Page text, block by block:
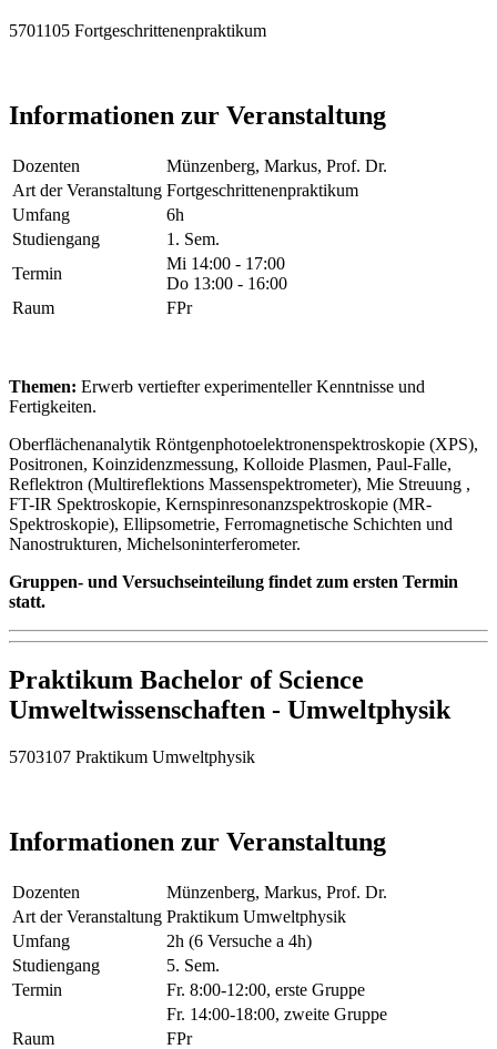
5701105 Fortgeschrittenenpraktikum
Informationen zur Veranstaltung
Dozenten
Münzenberg, Markus, Prof. Dr.
Art der Veranstaltung Fortgeschrittenenpraktikum
Umfang
6h
Studiengang
1. Sem.
Termin
Mi 14:00 - 17:00
Do 13:00 - 16:00
Raum
FPr
Themen: Erwerb vertiefter experimenteller Kenntnisse und
Fertigkeiten.
Oberflächenanalytik Röntgenphotoelektronenspektroskopie (XPS),
Positronen, Koinzidenzmessung, Kolloide Plasmen, Paul-Falle,
Reflektron (Multireflektions Massenspektrometer), Mie Streuung ,
FT-IR Spektroskopie, Kernspinresonanzspektroskopie (MR-
Spektroskopie), Ellipsometrie, Ferromagnetische Schichten und
Nanostrukturen, Michelsoninterferometer.
Gruppen- und Versuchseinteilung findet zum ersten Termin
statt.
Praktikum Bachelor of Science
Umweltwissenschaften - Umweltphysik
5703107 Praktikum Umweltphysik
Informationen zur Veranstaltung
Dozenten
Münzenberg, Markus, Prof. Dr.
Art der Veranstaltung Praktikum Umweltphysik
Umfang
2h (6 Versuche a 4h)
Studiengang
5. Sem.
Termin
Fr. 8:00-12:00, erste Gruppe
Fr. 14:00-18:00, zweite Gruppe
Raum
FPr